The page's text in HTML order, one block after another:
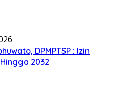
DPMPTSP : Izin
2032